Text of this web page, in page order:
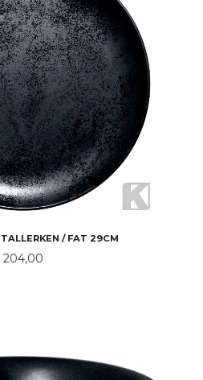
/ FAT 29CM
Pris
204,00